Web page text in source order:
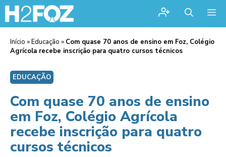
Início »Educação » Com quase 70 anos de ensino em Foz, Colégio
Agrícola recebe inscrição para quatro cursos técnicos
EDUCAÇÃO
Com quase 70 anos de ensino
em Foz, Colégio Agrícola
recebe inscrição para quatro
cursos técnicos